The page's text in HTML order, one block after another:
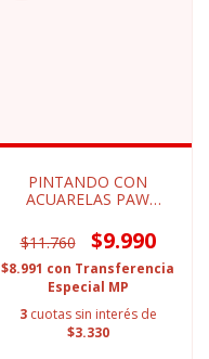
PINTANDO CON
ACUARELAS PAW
$11.760
$9.990
$8.991 con Transferencia
Especial MP
3 cuotas sin interés de
$3.330